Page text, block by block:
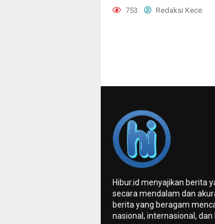
753 Redaksi Kece
Hibur.id menyajikan berita
secara mendalam dan
berita yang beragam
nasional, internasional,